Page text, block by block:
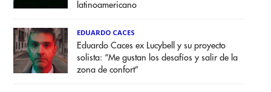
latinoamericano
EDUARDO CACES
Eduardo Caces ex Lucybell y su proyecto
solista: “Me gustan los desafíos y salir de la
zona de confort”